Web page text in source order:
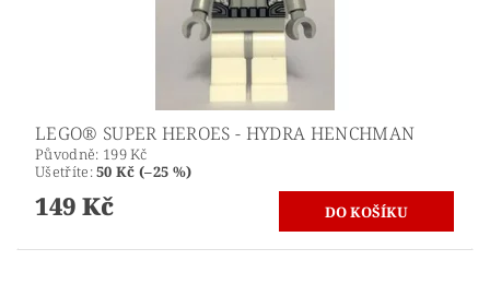
LEGO® SUPER HEROES - HYDRA HENCHMAN
Původně: 199 Kč
Ušetříte:50 Kč (–25 %)
149 Kč